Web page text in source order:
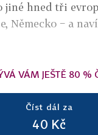
jiné hned tři
Německo − a
VÁM JEŠTĚ 80 %
Číst dál za
40 Kč